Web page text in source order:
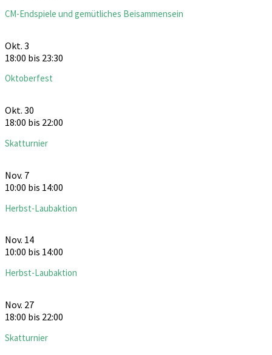
CM-Endspiele und gemütliches Beisammensein
Okt. 3
18:00 bis 23:30
Oktoberfest
Okt. 30
18:00 bis 22:00
Skatturnier
Nov. 7
10:00 bis 14:00
Herbst-Laubaktion
Nov. 14
10:00 bis 14:00
Herbst-Laubaktion
Nov. 27
18:00 bis 22:00
Skatturnier